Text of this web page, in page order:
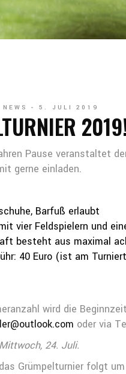
NEWS 5. JULI 2019
Pause veranstaltet
gerne einladen.
Barfuß erlaubt
vier Feldspielern und
besteht aus maximal
40 Euro (ist am
wird die
oder via
24. Juli.
Grümpelturnier folgt